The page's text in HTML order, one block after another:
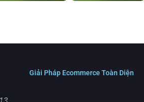
Giải Pháp Ecommerce Toàn Diện